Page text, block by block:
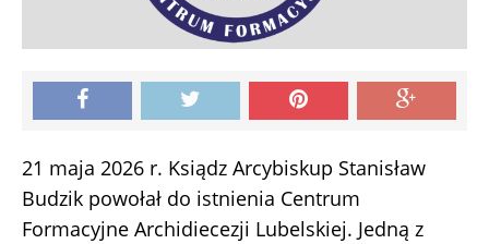
21 maja 2026 r. Ksiądz Arcybiskup Stanisław
Budzik powołał do istnienia Centrum
Formacyjne Archidiecezji Lubelskiej. Jedną z